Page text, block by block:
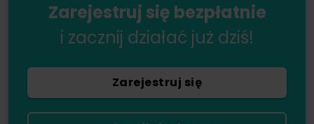
Zarejestruj się bezpłatnie
i zacznij działać już dziś!
Zarejestruj się